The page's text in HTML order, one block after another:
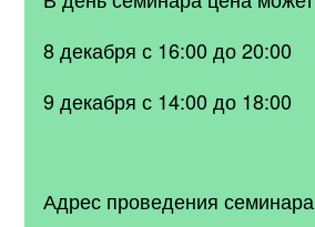
8 декабря с 16:00 до 20:00
9 декабря с 14:00 до 18:00
Адрес проведения